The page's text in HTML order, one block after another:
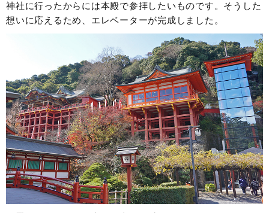
神社に行ったからには本殿で参拝したいものです。そうした
想いに応えるため、エレベーターが完成しました。